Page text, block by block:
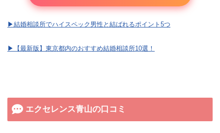
▶︎結婚相談所でハイスペック男性と結ばれるポイント5つ
▶︎【最新版】東京都内のおすすめ結婚相談所10選！
エクセレンス青山の口コミ